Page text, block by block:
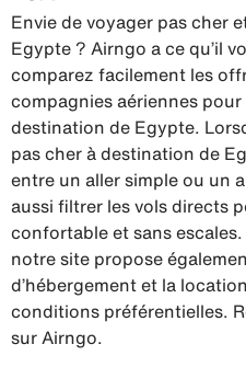
Envie de voyager pas cher
Egypte ? Airngo a ce qu’il
comparez facilement les
compagnies aériennes
destination de Egypte.
pas cher à destination de
entre un aller simple ou un
aussi filtrer les vols directs
confortable et sans escales.
notre site propose
d’hébergement et la
conditions préférentielles.
sur Airngo.